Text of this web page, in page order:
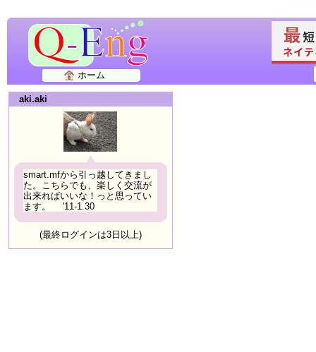
ホーム
aki.aki
smart.mfから引っ越してきまし
た。こちらでも、楽しく交流が
出来ればいいな！っと思ってい
ます。 '11-1.30
(最終ログインは3日以上)